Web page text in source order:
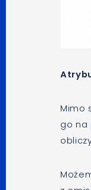
Mimo
go na